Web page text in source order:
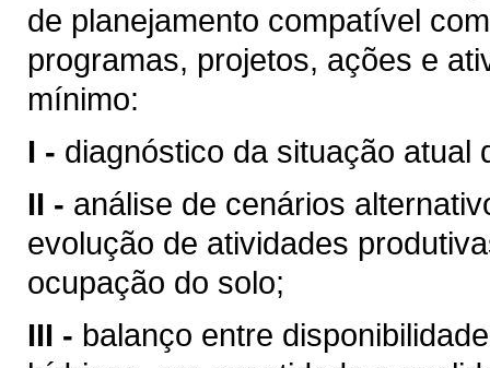
de planejamento compatível
programas, projetos, ações e
mínimo:
I - diagnóstico da situação atual
II - análise de cenários
evolução de atividades
ocupação do solo;
III - balanço entre